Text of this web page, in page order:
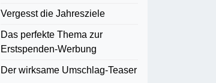
Vergesst die Jahresziele
Das perfekte Thema zur
Erstspenden-Werbung
Der wirksame Umschlag-Teaser